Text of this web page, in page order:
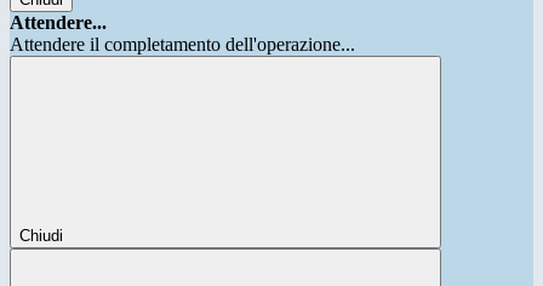
Attendere...
Attendere il completamento dell'operazione...
Chiudi